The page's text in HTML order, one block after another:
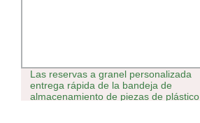
Las reservas a granel personalizada
entrega rápida de la bandeja de
almacenamiento de piezas de plástico